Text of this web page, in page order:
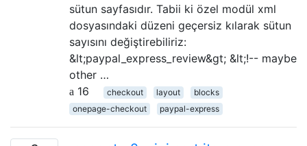
sütun sayfasıdır. Tabii ki özel modül xml
dosyasındaki düzeni geçersiz kılarak sütun
sayısını değiştirebiliriz:
&lt;paypal_express_review&gt; &lt;!-- maybe
other …
16
checkout layout
blocks
onepage-checkout
paypal-express